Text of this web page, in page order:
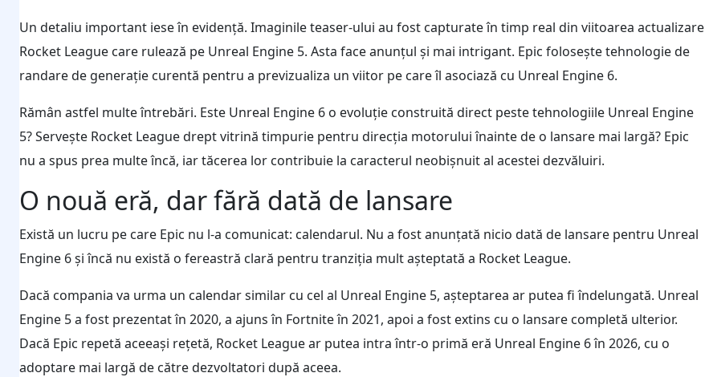
Un detaliu important iese în evidență. Imaginile teaser-ului au fost capturate în timp real din viitoarea actualizare
Rocket League care rulează pe Unreal Engine 5. Asta face anunțul și mai intrigant. Epic folosește tehnologie de
randare de generație curentă pentru a previzualiza un viitor pe care îl asociază cu Unreal Engine 6.
Rămân astfel multe întrebări. Este Unreal Engine 6 o evoluție construită direct peste tehnologiile Unreal Engine
5? Servește Rocket League drept vitrină timpurie pentru direcția motorului înainte de o lansare mai largă? Epic
nu a spus prea multe încă, iar tăcerea lor contribuie la caracterul neobișnuit al acestei dezvăluiri.
O nouă eră, dar fără dată de lansare
Există un lucru pe care Epic nu l-a comunicat: calendarul. Nu a fost anunțată nicio dată de lansare pentru Unreal
Engine 6 și încă nu există o fereastră clară pentru tranziția mult așteptată a Rocket League.
Dacă compania va urma un calendar similar cu cel al Unreal Engine 5, așteptarea ar putea fi îndelungată. Unreal
Engine 5 a fost prezentat în 2020, a ajuns în Fortnite în 2021, apoi a fost extins cu o lansare completă ulterior.
Dacă Epic repetă aceeași rețetă, Rocket League ar putea intra într-o primă eră Unreal Engine 6 în 2026, cu o
adoptare mai largă de către dezvoltatori după aceea.